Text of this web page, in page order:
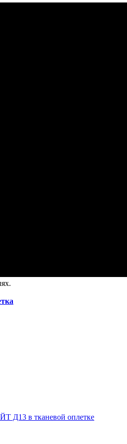
Д13 в тканевой оплетке